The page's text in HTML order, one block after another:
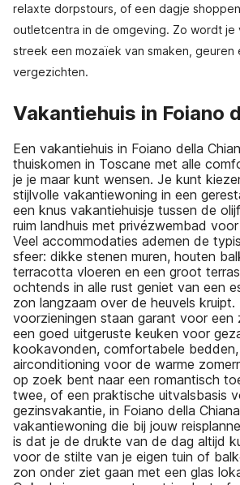
relaxte dorpstours, of een dagje
outletcentra in de omgeving. Zo wordt je
streek een mozaïek van smaken, geuren
vergezichten.
Vakantiehuis in Foiano
Een vakantiehuis in Foiano della
thuiskomen in Toscane met alle
je je maar kunt wensen. Je kunt
stijlvolle vakantiewoning in een
een knus vakantiehuisje tussen de
ruim landhuis met privézwembad
Veel accommodaties ademen de
sfeer: dikke stenen muren, houten
terracotta vloeren en een groot terras
ochtends in alle rust geniet van een
zon langzaam over de heuvels kruipt.
voorzieningen staan garant voor een
een goed uitgeruste keuken voor
kookavonden, comfortabele
airconditioning voor de warme
op zoek bent naar een romantisch
twee, of een praktische uitvalsbasis
gezinsvakantie, in Foiano della
vakantiewoning die bij jouw
is dat je de drukte van de dag altijd
voor de stilte van je eigen tuin of
zon onder ziet gaan met een glas